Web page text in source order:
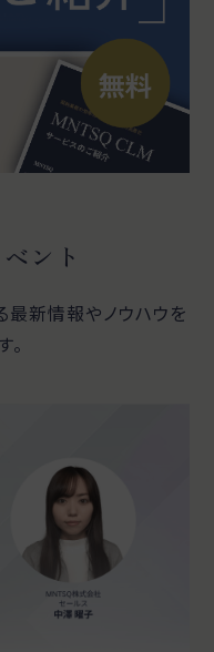
ント
最新情報やノウハウを